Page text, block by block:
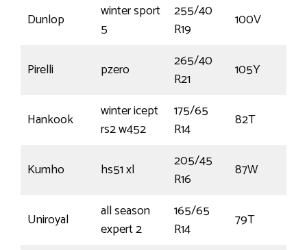
Dunlop
winter sport
5
255/40
R19
100V
Pirelli pzero
265/40
R21
105Y
Hankook
winter icept
rs2 w452
175/65
R14
82T
Kumho hs51 xl
205/45
R16
87W
Uniroyal
all season
expert 2
165/65
R14
79T